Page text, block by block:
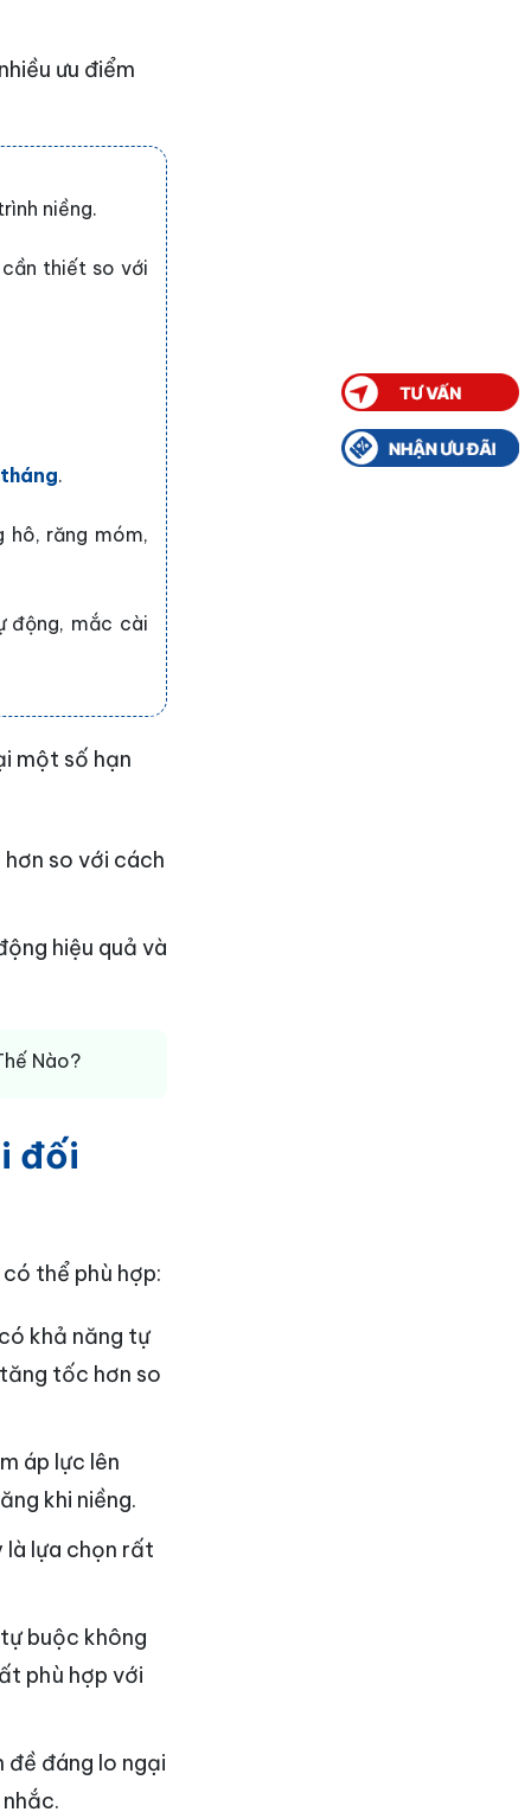
ưu điểm
niềng.
thiết so với
.
hô, răng móm,
động, mắc cài
một số hạn
hơn so với cách
hiệu quả và
Nào?
đối
thể phù hợp:
khả năng tự
tốc hơn so
áp lực lên
khi niềng.
là lựa chọn rất
buộc không
phù hợp với
đề đáng lo ngại